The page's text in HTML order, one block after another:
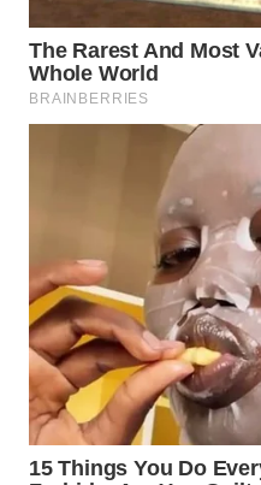
WN
KARO
WN
TAPANULI
TENGAH
WN DELI
SERDANG